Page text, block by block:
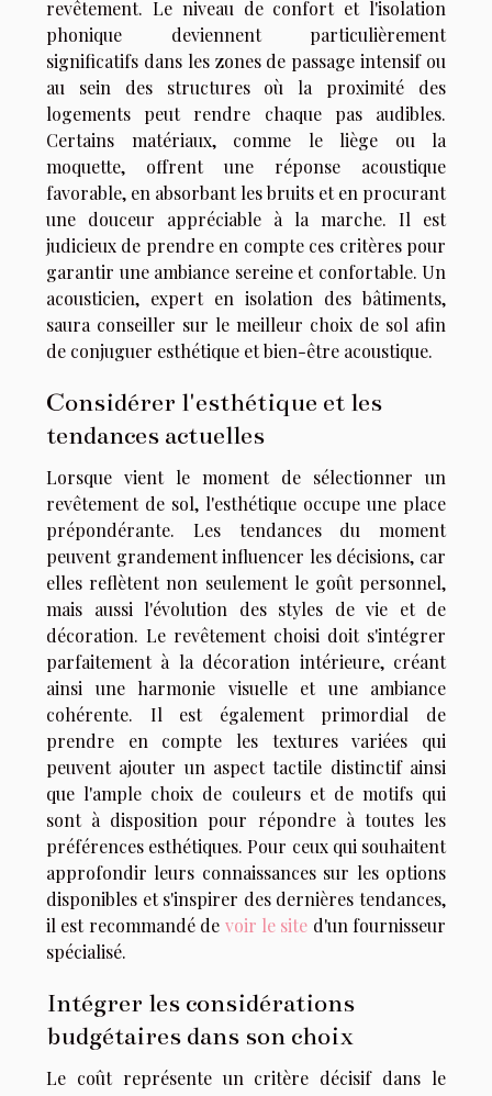
revêtement. Le niveau de confort et l'isolation
phonique deviennent particulièrement
significatifs dans les zones de passage intensif ou
au sein des structures où la proximité des
logements peut rendre chaque pas audibles.
Certains matériaux, comme le liège ou la
moquette, offrent une réponse acoustique
favorable, en absorbant les bruits et en procurant
une douceur appréciable à la marche. Il est
judicieux de prendre en compte ces critères pour
garantir une ambiance sereine et confortable. Un
acousticien, expert en isolation des bâtiments,
saura conseiller sur le meilleur choix de sol afin
de conjuguer esthétique et bien-être acoustique.
Considérer l'esthétique et les
tendances actuelles
Lorsque vient le moment de sélectionner un
revêtement de sol, l'esthétique occupe une place
prépondérante. Les tendances du moment
peuvent grandement influencer les décisions, car
elles reflètent non seulement le goût personnel,
mais aussi l'évolution des styles de vie et de
décoration. Le revêtement choisi doit s'intégrer
parfaitement à la décoration intérieure, créant
ainsi une harmonie visuelle et une ambiance
cohérente. Il est également primordial de
prendre en compte les textures variées qui
peuvent ajouter un aspect tactile distinctif ainsi
que l'ample choix de couleurs et de motifs qui
sont à disposition pour répondre à toutes les
préférences esthétiques. Pour ceux qui souhaitent
approfondir leurs connaissances sur les options
disponibles et s'inspirer des dernières tendances,
il est recommandé de voir le site d'un fournisseur
spécialisé.
Intégrer les considérations
budgétaires dans son choix
Le coût représente un critère décisif dans le